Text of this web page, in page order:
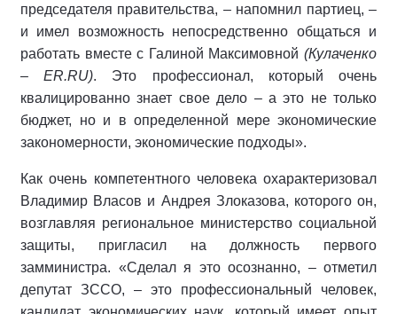
председателя правительства, – напомнил партиец, –
и имел возможность непосредственно общаться и
работать вместе с Галиной Максимовной (Кулаченко
–ER.RU). Это профессионал, который очень
квалицированно знает свое дело – а это не только
бюджет, но и в определенной мере экономические
закономерности, экономические подходы».
Как очень компетентного человека охарактеризовал
Владимир Власов и Андрея Злоказова, которого он,
возглавляя региональное министерство социальной
защиты, пригласил на должность первого
замминистра. «Сделал я это осознанно, – отметил
депутат ЗССО, – это профессиональный человек,